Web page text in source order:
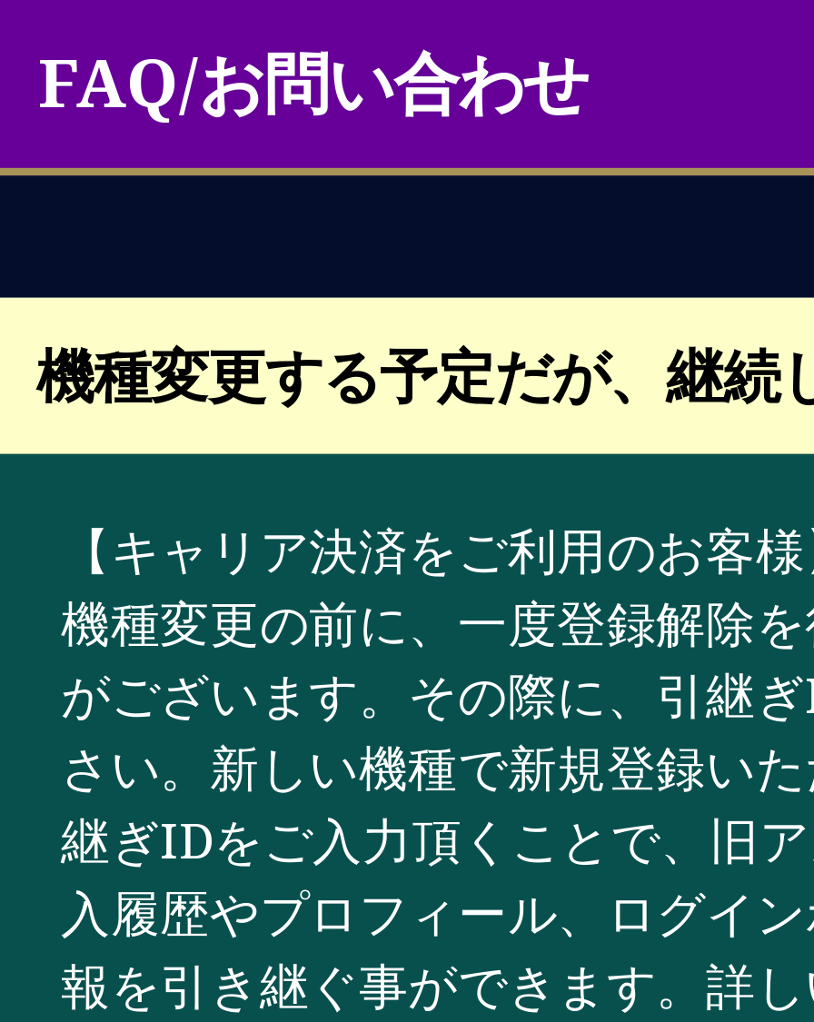
FAQ/お問い合わせ
機種変更する予定だが、継続
【キャリア決済をご利用のお客
機種変更の前に、一度登録解除
がございます。その際に、引継
さい。新しい機種で新規登録い
継ぎIDをご入力頂くことで、旧
入履歴やプロフィール、ログイ
報を引き継ぐ事ができます。詳